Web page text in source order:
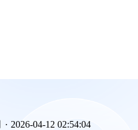
· 2026-04-12 02:54:04